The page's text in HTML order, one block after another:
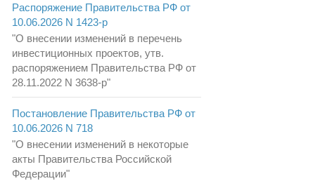
Распоряжение Правительства РФ от
10.06.2026 N 1423-р
"О внесении изменений в перечень
инвестиционных проектов, утв.
распоряжением Правительства РФ от
28.11.2022 N 3638-р"
Постановление Правительства РФ от
10.06.2026 N 718
"О внесении изменений в некоторые
акты Правительства Российской
Федерации"